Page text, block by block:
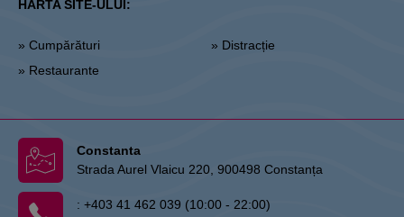
HARTA SITE-ULUI:
» Cumpărături
» Restaurante
» Distracție
Constanta
Strada Aurel Vlaicu 220, 900498 Constanța
: +403 41 462 039 (10:00 - 22:00)